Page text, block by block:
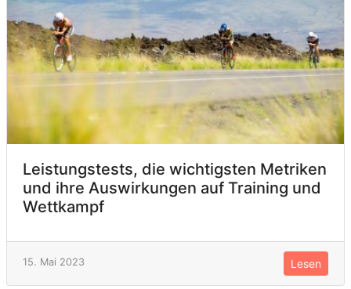
Leistungstests, die wichtigsten Metriken
und ihre Auswirkungen auf Training und
Wettkampf
15. Mai 2023 Lesen